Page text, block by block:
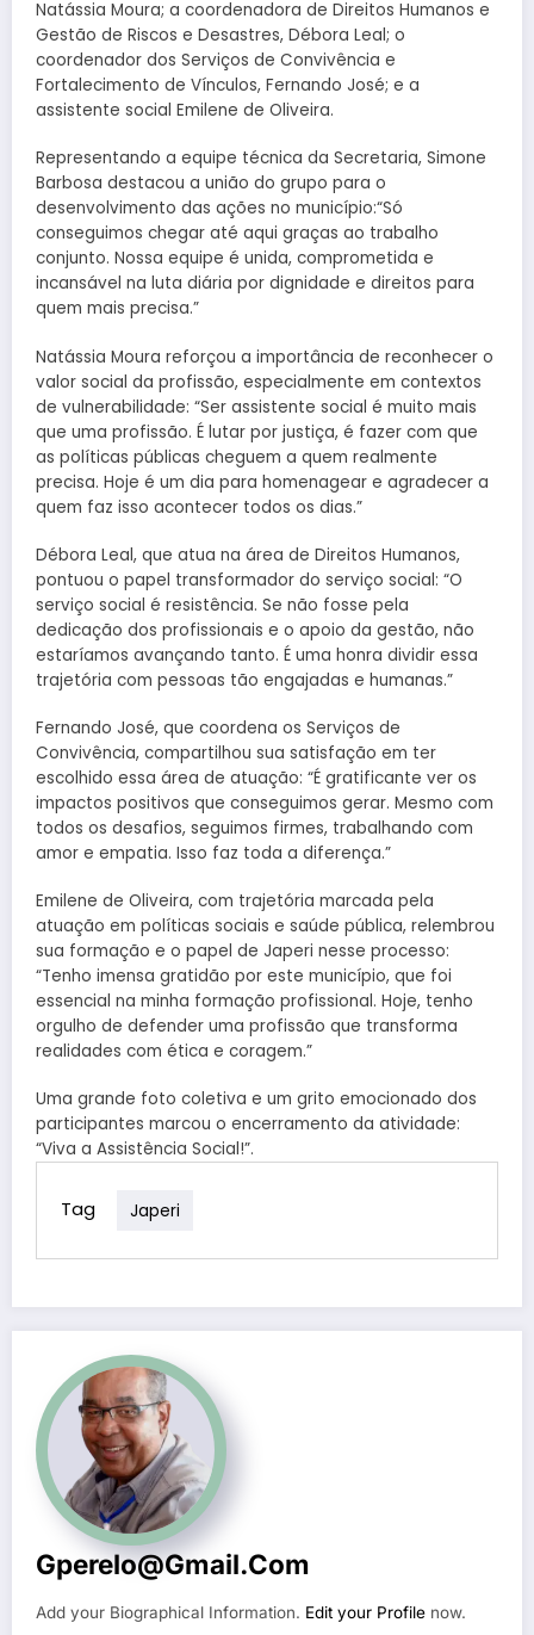
Natássia Moura; a coordenadora de Direitos Humanos e
Gestão de Riscos e Desastres, Débora Leal; o
coordenador dos Serviços de Convivência e
Fortalecimento de Vínculos, Fernando José; e a
assistente social Emilene de Oliveira.
Representando a equipe técnica da Secretaria, Simone
Barbosa destacou a união do grupo para o
desenvolvimento das ações no município:“Só
conseguimos chegar até aqui graças ao trabalho
conjunto. Nossa equipe é unida, comprometida e
incansável na luta diária por dignidade e direitos para
quem mais precisa.”
Natássia Moura reforçou a importância de reconhecer o
valor social da profissão, especialmente em contextos
de vulnerabilidade: “Ser assistente social é muito mais
que uma profissão. É lutar por justiça, é fazer com que
as políticas públicas cheguem a quem realmente
precisa. Hoje é um dia para homenagear e agradecer a
quem faz isso acontecer todos os dias.”
Débora Leal, que atua na área de Direitos Humanos,
pontuou o papel transformador do serviço social: “O
serviço social é resistência. Se não fosse pela
dedicação dos profissionais e o apoio da gestão, não
estaríamos avançando tanto. É uma honra dividir essa
trajetória com pessoas tão engajadas e humanas.”
Fernando José, que coordena os Serviços de
Convivência, compartilhou sua satisfação em ter
escolhido essa área de atuação: “É gratificante ver os
impactos positivos que conseguimos gerar. Mesmo com
todos os desafios, seguimos firmes, trabalhando com
amor e empatia. Isso faz toda a diferença.”
Emilene de Oliveira, com trajetória marcada pela
atuação em políticas sociais e saúde pública, relembrou
sua formação e o papel de Japeri nesse processo:
“Tenho imensa gratidão por este município, que foi
essencial na minha formação profissional. Hoje, tenho
orgulho de defender uma profissão que transforma
realidades com ética e coragem.”
Uma grande foto coletiva e um grito emocionado dos
participantes marcou o encerramento da atividade:
“Viva a Assistência Social!”.
Tag Japeri
Gperelo@gmail.com
Add your Biographical Information. Edit your Profile now.